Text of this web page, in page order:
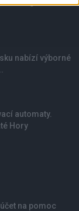
nabízí výborné
automaty.
Hory
na pomoc